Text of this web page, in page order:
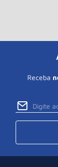
Receba